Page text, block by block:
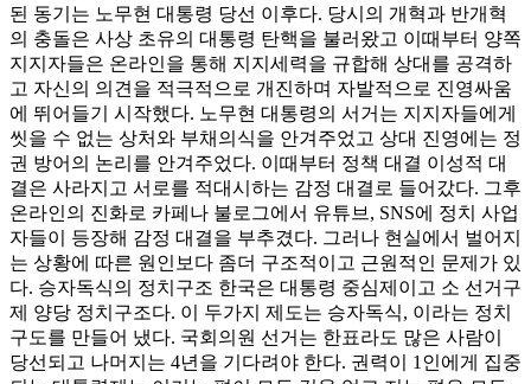
된 동기는 노무현 대통령 당선 이후다. 당시의 개혁과 반개혁
의 충돌은 사상 초유의 대통령 탄핵을 불러왔고 이때부터 양쪽
지지자들은 온라인을 통해 지지세력을 규합해 상대를 공격하
고 자신의 의견을 적극적으로 개진하며 자발적으로 진영싸움
에 뛰어들기 시작했다. 노무현 대통령의 서거는 지지자들에게
씻을 수 없는 상처와 부채의식을 안겨주었고 상대 진영에는 정
권 방어의 논리를 안겨주었다. 이때부터 정책 대결 이성적 대
결은 사라지고 서로를 적대시하는 감정 대결로 들어갔다. 그후
온라인의 진화로 카페나 불로그에서 유튜브, SNS에 정치 사업
자들이 등장해 감정 대결을 부추겼다. 그러나 현실에서 벌어지
는 상황에 따른 원인보다 좀더 구조적이고 근원적인 문제가 있
다. 승자독식의 정치구조 한국은 대통령 중심제이고 소 선거구
제 양당 정치구조다. 이 두가지 제도는 승자독식, 이라는 정치
구도를 만들어 냈다. 국회의원 선거는 한표라도 많은 사람이
당선되고 나머지는 4년을 기다려야 한다. 권력이 1인에게 집중